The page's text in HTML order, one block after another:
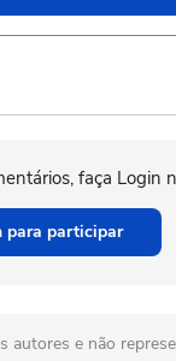
faça Login
para participar
e não